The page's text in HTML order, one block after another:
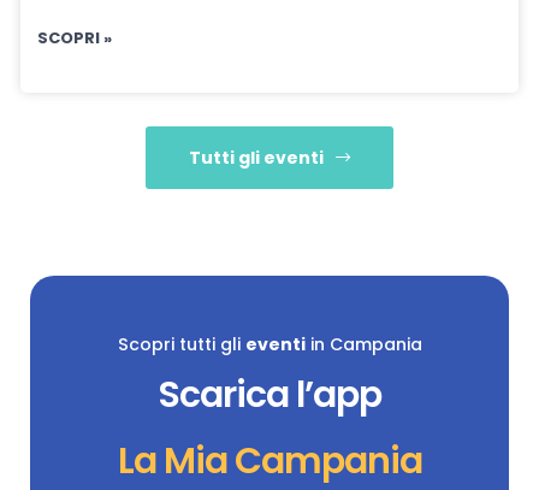
SCOPRI »
Tutti gli eventi
Scopri tutti gli eventiin Campania
Scarica l’app
La Mia Campania